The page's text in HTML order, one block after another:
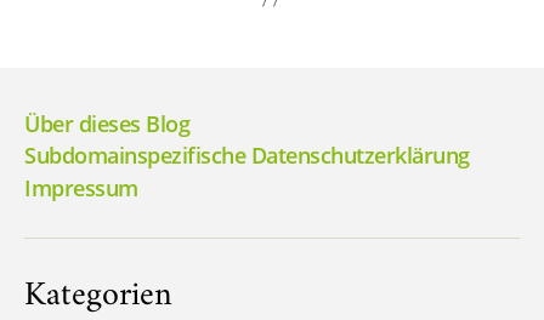
Über dieses Blog
Subdomainspezifische Datenschutzerklärung
Impressum
Kategorien